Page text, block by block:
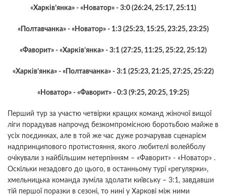
«Харків’янка» - «Новатор» - 3:0 (26:24, 25:17, 25:11)
«Полтавчанка» - «Новатор» - 1:3 (25:23, 15:25, 23:25, 23:25)
«Фаворит» - «Харків’янка» - 3:1 (27:25, 11:25, 25:22, 25:12)
«Харків’янка» - «Полтавчанка» - 3:1 (25:23, 21:25, 27:25, 25:22)
«Новатор» - «Фаворит» - 0:3 (9:25, 20:25, 19:25)
Перший тур за участю четвірки кращих команд жіночої вищої
ліги порадував напрочуд безкомпромісною боротьбою майже в
усіх поєдинках, але в той же час дуже розчарував сценарієм
надпринципового протистояння, якого любителі волейболу
очікували з найбільшим нетерпінням – «Фаворит» - «Новатор» .
Оскільки незадовго до цього, в останньому турі «регулярки»,
хмельницька команда зуміла здолати київську – 3:1, завдавши
тій першої поразки в сезоні, то нині у Харкові між ними